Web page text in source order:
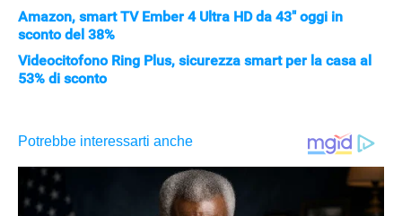
Amazon, smart TV Ember 4 Ultra HD da 43" oggi in
sconto del 38%
Videocitofono Ring Plus, sicurezza smart per la casa al
53% di sconto